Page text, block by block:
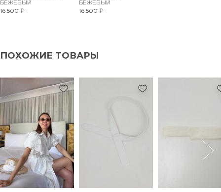
БЕЖЕВЫЙ
16 500 ₽
БЕЖЕВЫЙ
16 500 ₽
ПОХОЖИЕ ТОВАРЫ